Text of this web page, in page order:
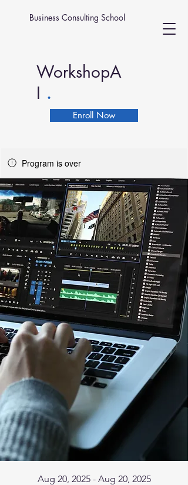
Business Consulting School
WorkshopA
I .
Enroll Now
Program is over
Aug 20, 2025 - Aug 20, 2025